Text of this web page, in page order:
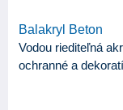
Balakryl Beton
Vodou riediteľná
ochranné a